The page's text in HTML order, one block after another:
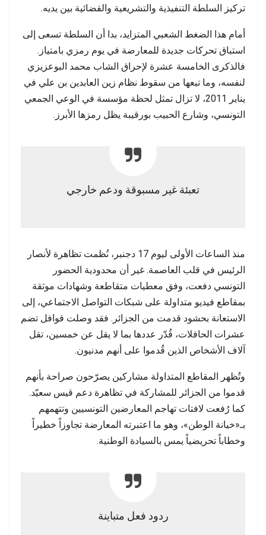
تركيز السلطة التنفيذية والتشريعية والقضائية بين يديه.
أمام هذا الضغط الشعبي المتزايد، بدا أن السلطة تسعى إلى
استباق تحركات جديدة للمعارضة في يوم رمزي بامتياز.
فالذكرى الخامسة عشرة لإحراق الشاب محمد البوعزيزي
لنفسه، وما تبعها من سقوط نظام زين العابدين بن علي في
يناير 2011، لا تزال تمثل لحظة مؤسسة في الوعي الجمعي
التونسي، وشارع الحبيب بورقيبة يظل رمزها الأبرز.
تعبئة غير مسبوقة ودعم خارجي
منذ الساعات الأولى ليوم 17 دجنبر، نُظمت تظاهرة لأنصار
الرئيس في قلب العاصمة. غير أن محدودية الحضور
التونسي دفعت، وفق معطيات متقاطعة وشهادات موثقة
بمقاطع فيديو متداولة على شبكات التواصل الاجتماعي، إلى
الاستعانة بحشود قدمت من الجزائر. فقد وصلت قوافل تضم
عشرات الحافلات، قُدّر عددها بما لا يقل عن خمسين، تقل
آلاف الأشخاص الذين قُدموا على أنهم مدنيون.
وتُظهر المقاطع المتداولة مشاركين يصرّحون صراحة بأنهم
قدموا من الجزائر للمشاركة في تظاهرة دعم قيس سعيّد.
كما رُفعت لافتات تهاجم المعارضين التونسيين وتتهمهم
بـ«خيانة الوطن»، وهو ما اعتبرته المعارضة تجاوزاً خطيراً
وخطاباً تحريضياً يمس بالسيادة الوطنية.
ردود فعل متباينة